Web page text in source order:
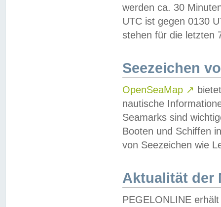
werden ca. 30
UTC ist gegen 0130
stehen für die letzten
Seezeichen
OpenSeaMap ↗
nautische
Seamarks sind
Booten und Schiffen
von Seezeichen wie
Aktualität der
PEGELONLINE